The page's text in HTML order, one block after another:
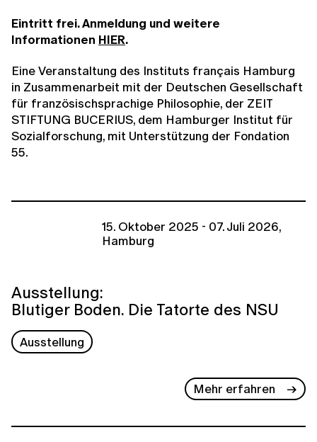
Eintritt frei. Anmeldung und weitere
Informationen HIER.
Eine Veranstaltung des Instituts français Hamburg
in Zusammenarbeit mit der Deutschen Gesellschaft
für französischsprachige Philosophie, der ZEIT
STIFTUNG BUCERIUS, dem Hamburger Institut für
Sozialforschung, mit Unterstützung der Fondation
55.
15. Oktober 2025 - 07. Juli 2026,
Hamburg
Ausstellung:
Blutiger Boden. Die Tatorte des NSU
Ausstellung
Mehr erfahren